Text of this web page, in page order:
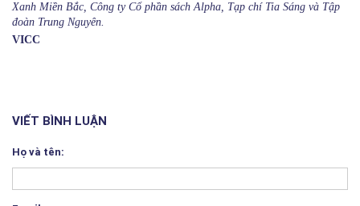
Xanh Miền Bắc, Công ty Cổ phần sách Alpha, Tạp chí Tia Sáng và Tập
đoàn Trung Nguyên.
VICC
VIẾT BÌNH LUẬN
Họ và tên: